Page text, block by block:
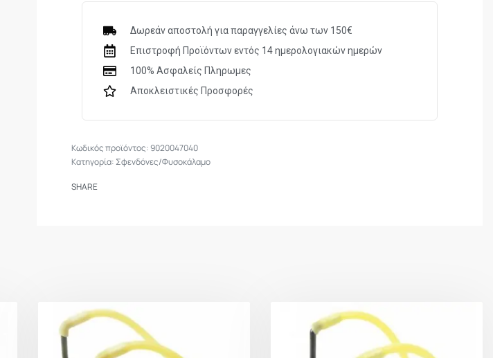
Δωρεάν αποστολή για παραγγελίες άνω των 150€
Επιστροφή Προϊόντων εντός 14 ημερολογιακών ημερών
100% Ασφαλείς Πληρωμες
Αποκλειστικές Προσφορές
9020047040
Κατηγορία: Σφενδόνες/Φυσοκάλαμο
SHARE